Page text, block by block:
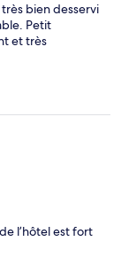
bien desservi
Petit
et très
l’hôtel est fort